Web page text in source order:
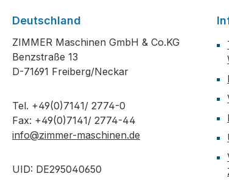
Deutschland
ZIMMER Maschinen GmbH & Co.KG
Benzstraße 13
D-71691 Freiberg/Neckar
Tel. +49(0)7141/ 2774-0
Fax: +49(0)7141/ 2774-44
info@zimmer-maschinen.de
UID: DE295040650